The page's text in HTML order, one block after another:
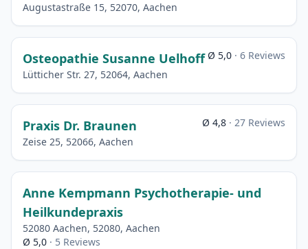
Augustastraße 15, 52070, Aachen
Osteopathie Susanne Uelhoff
Lütticher Str. 27, 52064, Aachen
Ø 5,0 · 6 Reviews
Praxis Dr. Braunen
Zeise 25, 52066, Aachen
Ø 4,8 · 27 Reviews
Anne Kempmann Psychotherapie- und
Heilkundepraxis
52080 Aachen, 52080, Aachen
Ø 5,0 · 5 Reviews